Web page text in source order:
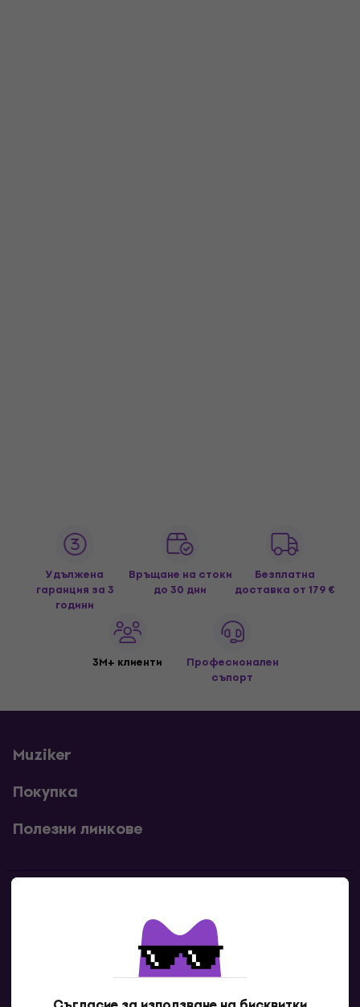
Удължена
гаранция за 3
години
Връщане на стоки
до 30 дни
Безплатна
доставка от 179 €
3M+ клиенти
Професионален
съпорт
Muziker
Покупка
Полезни линкове
Свържи се с нас